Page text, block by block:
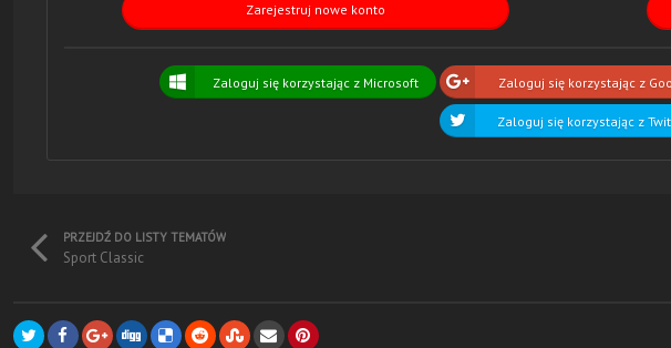
Zarejestruj nowe konto
Zaloguj się korzystając z Microsoft Zaloguj się korzystając z
Zaloguj się korzystając z
PRZEJDŹ DO LISTY TEMATÓW
Sport Classic